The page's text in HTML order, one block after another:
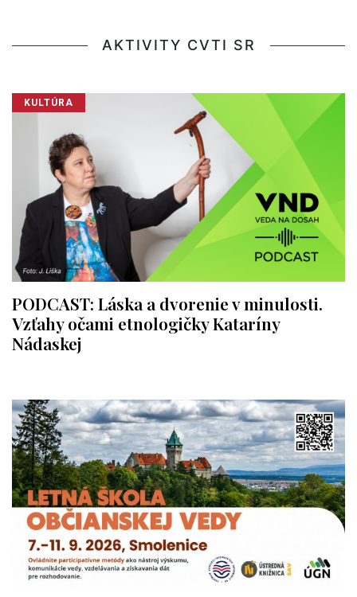
AKTIVITY CVTI SR
KULTÚRA
PODCAST: Láska a dvorenie v minulosti.
Vzťahy očami etnologičky Kataríny
Nádaskej